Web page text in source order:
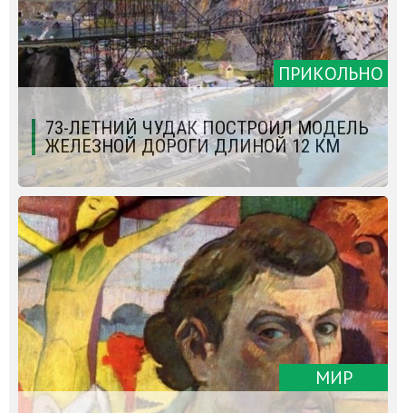
ПРИКОЛЬНО
73-ЛЕТНИЙ ЧУДАК ПОСТРОИЛ МОДЕЛЬ
ЖЕЛЕЗНОЙ ДОРОГИ ДЛИНОЙ 12 КМ
МИР